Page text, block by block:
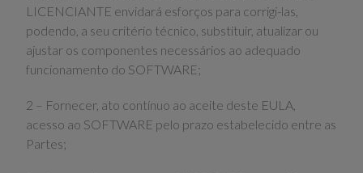
LICENCIANTE envidará esforços para corrigi-las,
podendo, a seu critério técnico, substituir, atualizar ou
ajustar os componentes necessários ao adequado
funcionamento do SOFTWARE;
2 – Fornecer, ato contínuo ao aceite deste EULA,
acesso ao SOFTWARE pelo prazo estabelecido entre as
Partes;